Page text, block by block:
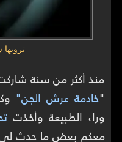
ترويها
منذ أكثر من سنة
"خادمة عرش الجن"
وراء الطبيعة وأخذت
معكم بعض ما حدث لي